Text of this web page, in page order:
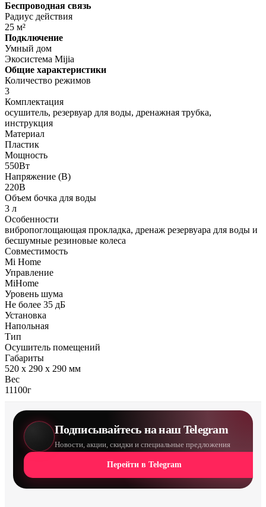
Беспроводная связь
Радиус действия
25 м²
Подключение
Умный дом
Экосистема Mijia
Общие характеристики
Количество режимов
3
Комплектация
осушитель, резервуар для воды, дренажная трубка,
инструкция
Материал
Пластик
Мощность
550Вт
Напряжение (В)
220В
Объем бочка для воды
3 л
Особенности
вибропоглощающая прокладка, дренаж резервуара для воды и
бесшумные резиновые колеса
Совместимость
Mi Home
Управление
MiHome
Уровень шума
Не более 35 дБ
Установка
Напольная
Тип
Осушитель помещений
Габариты
520 x 290 x 290 мм
Вес
11100г
Подписывайтесь на наш Telegram
Новости, акции, скидки и специальные предложения
Перейти в Telegram